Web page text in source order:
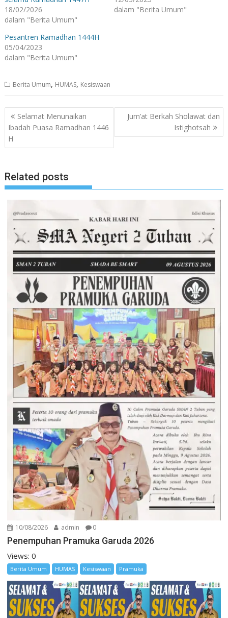
18/02/2026
dalam "Berita Umum"
dalam "Berita Umum"
Pesantren Ramadhan 1444H
05/04/2023
dalam "Berita Umum"
Berita Umum, HUMAS, Kesiswaan
Navigasi
pos
Selamat Menunaikan
Ibadah Puasa Ramadhan 1446
H
Jum’at Berkah Sholawat dan
Istighotsah
Related posts
10/08/2026 admin 0
Penempuhan Pramuka Garuda 2026
Views: 0
Berita Umum HUMAS Kesiswaan Pramuka